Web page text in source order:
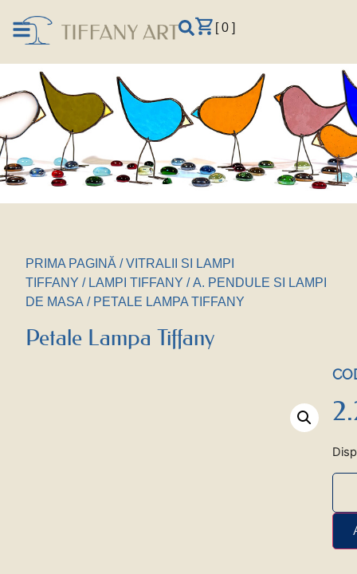
[ 0 ]
PRIMA PAGINĂ /VITRALII SI LAMPI
TIFFANY / LAMPI TIFFANY /A. PENDULE SI LAMPI
DE MASA / PETALE LAMPA TIFFANY
Petale Lampa Tiffany